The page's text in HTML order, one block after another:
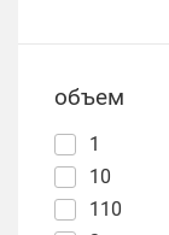
объем
1
10
110